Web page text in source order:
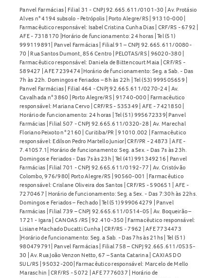
Panvel Farmácias | Filial 31 - CNPJ 92.665.611/0101-30 | Av. Protásio
Alves n° 4194 subsolo - Petrópolis | Porto Alegre/RS | 91310-000 |
Farmacêutico responsável: Isabel Cristina Cunha Dias | CRF/RS - 6792 |
AFE - 7318170 |Horário de funcionamento: 24 horas | Tel (51)
999119891| Panvel Farmácias | Filial 91 – CNPJ 92.665.611/0080-
70 | Rua Santos Dumont, 856 Centro | PELOTAS/RS | 96020-380 |
Farmacêutico responsável: Daniela de Bittencourt Maia | CRF/RS -
589427 | AFE 7239474 |Horário de funcionamento: Seg. a Sab. - Das
7h às 22h. Domingos e Feriados – 8h às 22h | Tel (53) 999505659 |
Panvel Farmácias | Filial 464 - CNPJ 92.665.611/0270-24 | Av.
Cavalhada n° 3860 | Porto Alegre/RS | 91740-000 | Farmacêutico
responsável: Mariana Cervo | CRF/RS - 535349 | AFE - 7421850 |
Horário de funcionamento: 24 horas | Tel (51) 995672339| Panvel
Farmácias | Filial 507 - CNPJ 92.665.611/0320-28 | Av. Marechal
Floriano Peixoto n° 2160 | Curitiba/PR | 91010.002 | Farmacêutico
responsável: Edilson Pedro Martello Junior| CRF/PR - 24873 | AFE -
7.41057.1| Horário de funcionamento: Seg. a Sex. - Das 7s às 23h.
Domingos e Feriados - Das 7s às 23h | Tel (41) 991349216 | Panvel
Farmácias | Filial 701 - CNPJ 92.665.611/0192-77 | Av. Cristóvão
Colombo, 976/980| Porto Alegre/RS | 90560-001 | Farmacêutico
responsável: Crislane Oliveira dos Santos | CRF/RS - 590651 | AFE -
7270467 | Horário de funcionamento: Seg. a Sex. - Das 7:30h às 22hs.
Domingos e Feriados – Fechado | Tel (51) 999064279 | Panvel
Farmácias | Filial 739 – CNPJ 92.665.611/0514-05 | Av. Boqueirão –
1721 - Igara | CANOAS /RS | 92.410-350 | Farmacêutico responsável:
Lisiane Machado Ducatti Cunha | CRF/RS - 7962 | AFE 7734473
|Horário de funcionamento: Seg. a Sab. - Das 7hs às 21hs | Tel (51)
980479791| Panvel Farmácias | Filial 758 – CNPJ 92.665.611/0535-
30 | Av. Rua João Venzon Netto, 67 – Santa Catarina | CAXIAS DO
SUL/RS | 95032-200| Farmacêutico responsável: Marcelo de Mello
Maraschin | CRF/RS - 5072 | AFE 7776037 | Horário de